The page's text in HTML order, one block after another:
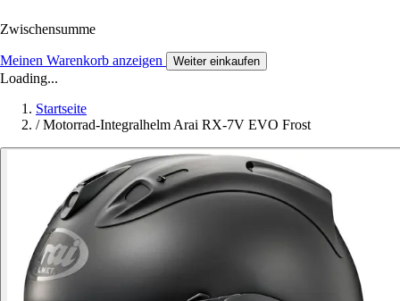
Zwischensumme
Meinen Warenkorb anzeigen Weiter einkaufen
Loading...
Startseite
/ Motorrad-Integralhelm Arai RX-7V EVO Frost